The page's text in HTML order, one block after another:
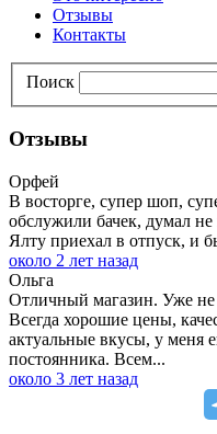
Отзывы
Контакты
Поиск
Отзывы
Орфей
В восторге, супер шоп,
обслужили бачек, думал
Ялту приехал в отпуск, и
около 2 лет назад
Ольга
Отличный магазин. Уже
Всегда хорошие цены,
актуальные вкусы, у меня
постоянника. Всем...
около 3 лет назад